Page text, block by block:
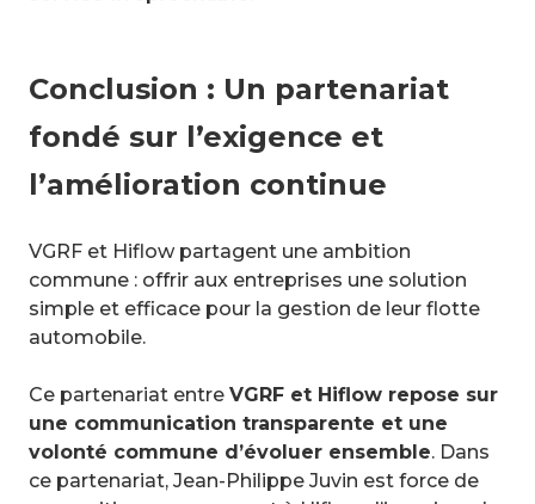
Conclusion : Un partenariat
fondé sur l’exigence et
l’amélioration continue
VGRF et Hiflow partagent une ambition
commune : offrir aux entreprises une solution
simple et efficace pour la gestion de leur flotte
automobile.
Ce partenariat entre VGRF et Hiflow repose sur
une communication transparente et une
volonté commune d’évoluer ensemble. Dans
ce partenariat, Jean-Philippe Juvin est force de